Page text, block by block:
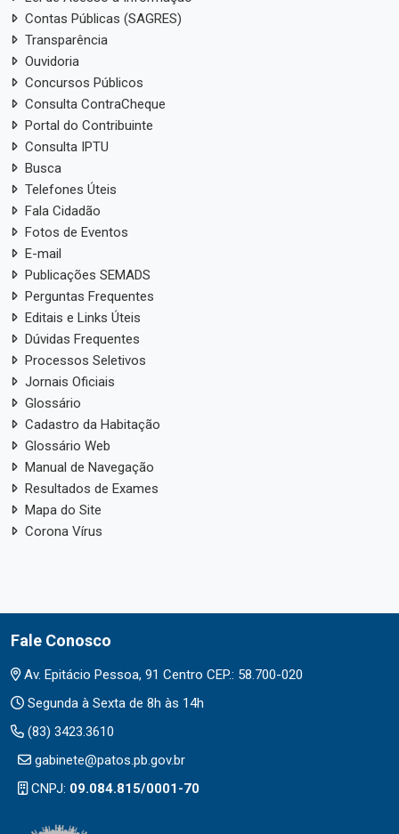
Contas Públicas (SAGRES)
Transparência
Ouvidoria
Concursos Públicos
Consulta ContraCheque
Portal do Contribuinte
Consulta IPTU
Busca
Telefones Úteis
Fala Cidadão
Fotos de Eventos
E-mail
Publicações SEMADS
Perguntas Frequentes
Editais e Links Úteis
Dúvidas Frequentes
Processos Seletivos
Jornais Oficiais
Glossário
Cadastro da Habitação
Glossário Web
Manual de Navegação
Resultados de Exames
Mapa do Site
Corona Vírus
Fale Conosco
Av. Epitácio Pessoa, 91 Centro CEP.: 58.700-020
Segunda à Sexta de 8h às 14h
(83) 3423.3610
gabinete@patos.pb.gov.br
CNPJ: 09.084.815/0001-70